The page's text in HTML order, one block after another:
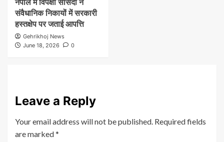
संवैधानिक निकायों में सरकारी
हस्तक्षेप पर जताई आपत्ति
Gehrikhoj News
June 18, 2026
0
Leave a Reply
Your email address will not be published. Required fields
are marked*